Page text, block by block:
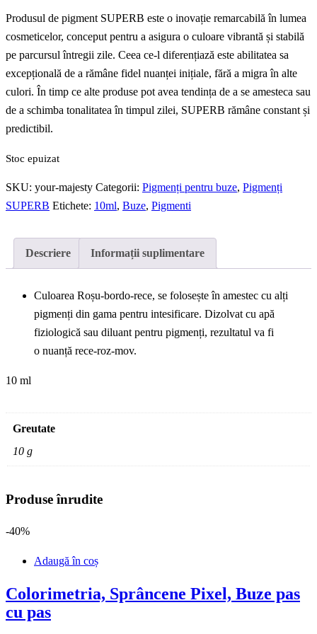
Produsul de pigment SUPERB este o inovație remarcabilă în lumea
cosmeticelor, conceput pentru a asigura o culoare vibrantă și stabilă
pe parcursul întregii zile. Ceea ce-l diferențiază este abilitatea sa
excepțională de a rămâne fidel nuanței inițiale, fără a migra în alte
culori. În timp ce alte produse pot avea tendința de a se amesteca sau
de a schimba tonalitatea în timpul zilei, SUPERB rămâne constant și
predictibil.
Stoc epuizat
SKU: your-majesty Categorii: Pigmenți pentru buze, Pigmenți
SUPERB Etichete: 10ml, Buze, Pigmenti
Descriere Informații suplimentare
Culoarea Roșu-bordo-rece, se folosește în amestec cu alți
pigmenți din gama pentru intesificare. Dizolvat cu apă
fiziologică sau diluant pentru pigmenți, rezultatul va fi
o nuanță rece-roz-mov.
10 ml
Greutate
10 g
Produse înrudite
-40%
Adaugă în coș
Colorimetria, Sprâncene Pixel, Buze pas
cu pas